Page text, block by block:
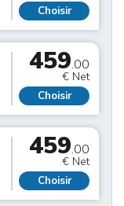
Choisir
459.00
€ Net
Choisir
459.00
€ Net
Choisir